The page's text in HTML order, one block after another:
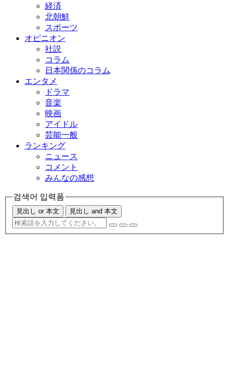
経済
北朝鮮
スポーツ
オピニオン
社説
コラム
日本関係のコラム
エンタメ
ドラマ
音楽
映画
アイドル
芸能一般
ランキング
ニュース
コメント
みんなの感想
검색어 입력폼
見出し or 本文 見出し and 本文